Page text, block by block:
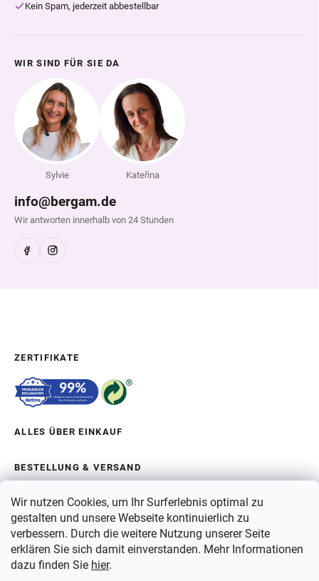
Wir nutzen Cookies, um Ihr Surferlebnis optimal zu
gestalten und unsere Webseite kontinuierlich zu
verbessern. Durch die weitere Nutzung unserer Seite
erklären Sie sich damit einverstanden. Mehr Informationen
dazu finden Sie hier.
Kein Spam, jederzeit abbestellbar
WIR SIND FÜR SIE DA
Sylvie Kateřina
info@bergam.de
Wir antworten innerhalb von 24 Stunden
ZERTIFIKATE
ALLES ÜBER EINKAUF
BESTELLUNG & VERSAND
ÜBER BERGAM
ZAHLUNG